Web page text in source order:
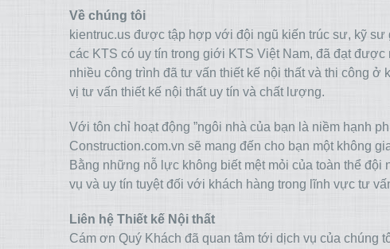
Về chúng tôi
kientruc.us được tập hợp với đội ngũ kiến trúc sư, kỹ
các KTS có uy tín trong giới KTS Việt Nam, đã đạt
nhiều công trình đã tư vấn thiết kế nội thất và thi công
vị tư vấn thiết kế nội thất uy tín và chất lượng.
Với tôn chỉ hoạt động ”ngôi nhà của bạn là niềm hạnh
Construction.com.vn sẽ mang đến cho bạn một không
Bằng những nỗ lực không biết mệt mỏi của toàn thể
vụ và uy tín tuyệt đối với khách hàng trong lĩnh vực tư
Liên hệ Thiết kế Nội thất
Cám ơn Quý Khách đã quan tâm tới dịch vụ của chúng